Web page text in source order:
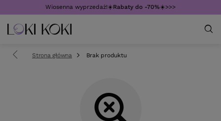
Wiosenna wyprzedaż!☀️Rabaty do -70%☀️>>>
Strona główna Brak produktu